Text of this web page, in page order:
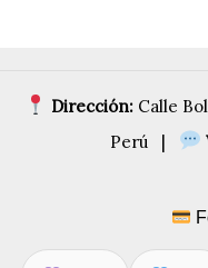
Dirección:Calle
Perú |